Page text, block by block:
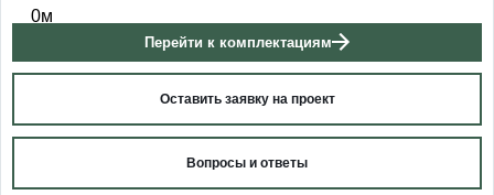
Перейти к комплектациям
Оставить заявку на проект
Вопросы и ответы